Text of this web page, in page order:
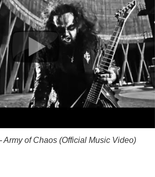
Army of Chaos (Official Music Video)